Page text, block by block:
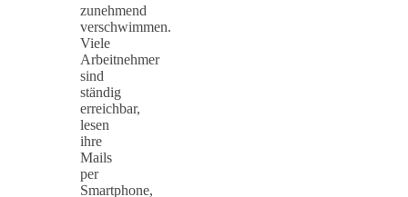
zunehmend
verschwimmen.
Viele
Arbeitnehmer
sind
ständig
erreichbar,
lesen
ihre
Mails
per
Smartphone,